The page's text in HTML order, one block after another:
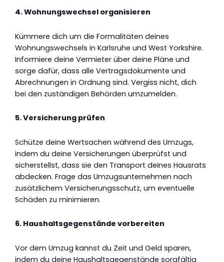
4. Wohnungswechsel organisieren
Kümmere dich um die Formalitäten deines
Wohnungswechsels in Karlsruhe und West Yorkshire.
Informiere deine Vermieter über deine Pläne und
sorge dafür, dass alle Vertragsdokumente und
Abrechnungen in Ordnung sind. Vergiss nicht, dich
bei den zuständigen Behörden umzumelden.
5. Versicherung prüfen
Schütze deine Wertsachen während des Umzugs,
indem du deine Versicherungen überprüfst und
sicherstellst, dass sie den Transport deines Hausrats
abdecken. Frage das Umzugsunternehmen nach
zusätzlichem Versicherungsschutz, um eventuelle
Schäden zu minimieren.
6. Haushaltsgegenstände vorbereiten
Vor dem Umzug kannst du Zeit und Geld sparen,
indem du deine Haushaltsgegenstände sorgfältig